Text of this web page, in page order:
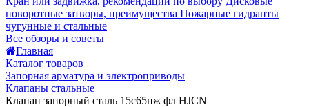
поворотные затворы, преимущества Пожарные гидранты
чугунные и стальные
Все обзоры и советы
Главная
Каталог товаров
Запорная арматура и электроприводы
Клапаны стальные
Клапан запорный сталь 15с65нж фл HJCN